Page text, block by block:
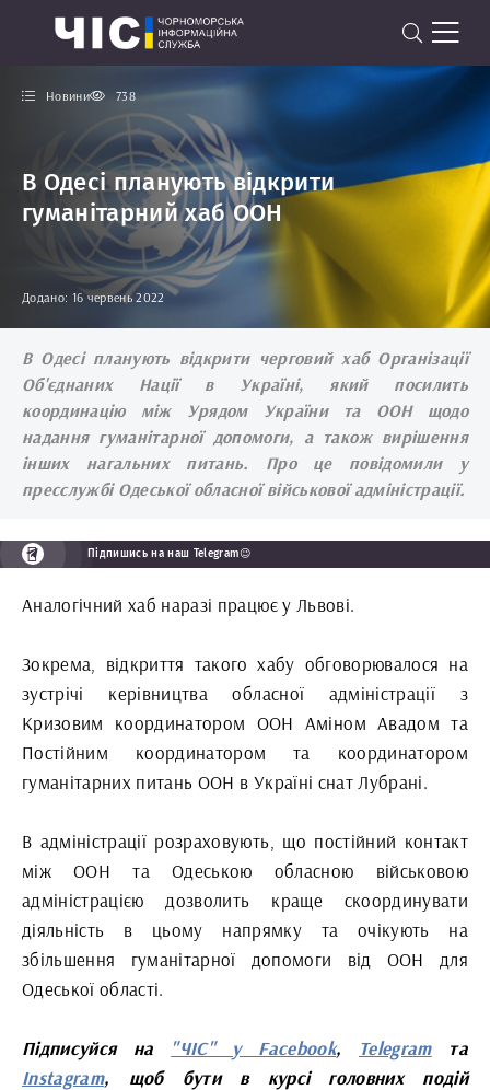
Новини 738
В Одесі планують відкрити
гуманітарний хаб ООН
Додано: 16 червень 2022
В Одесі планують відкрити черговий хаб Організації
Об'єднаних Нації в Україні, який посилить
координацію між Урядом України та ООН щодо
надання гуманітарної допомоги, а також вирішення
інших нагальних питань. Про це повідомили у
пресслужбі Одеської обласної військової адміністрації.
Підпишись на наш Telegram😉
Аналогічний хаб наразі працює у Львові.
Зокрема, відкриття такого хабу обговорювалося на
зустрічі керівництва обласної адміністрації з
Кризовим координатором ООН Аміном Авадом та
Постійним координатором та координатором
гуманітарних питань ООН в Україні снат Лубрані.
В адміністрації розраховують, що постійний контакт
між ООН та Одеською обласною військовою
адміністрацією дозволить краще скоординувати
діяльність в цьому напрямку та очікують на
збільшення гуманітарної допомоги від ООН для
Одеської області.
Підписуйся на "ЧІС" у Facebook, Telegram
та
Instagram, щоб бути в курсі головних подій